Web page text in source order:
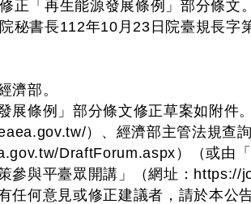
「再生能源發展條例」部分條文。
書長112年10月23日院臺規長字第
濟部。
展條例」部分條文修正草案如附件
）、經濟部主管法規查
DraftForum.aspx）（或由
參與平臺眾開講」（網址：https://
任何意見或修正建議者，請於本公